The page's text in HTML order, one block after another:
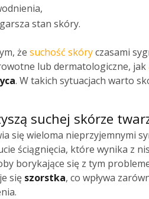
stan skóry.
że suchość skóryczasami
lub dermatologiczne, jak
. W takich sytuacjach warto
suchej skórze
się wieloma nieprzyjemnymi
ściągnięcia, które wynika z
borykające się z tym
się szorstka, co wpływa